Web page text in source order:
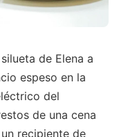
de Elena a
espeso en la
del
de una cena
recipiente de